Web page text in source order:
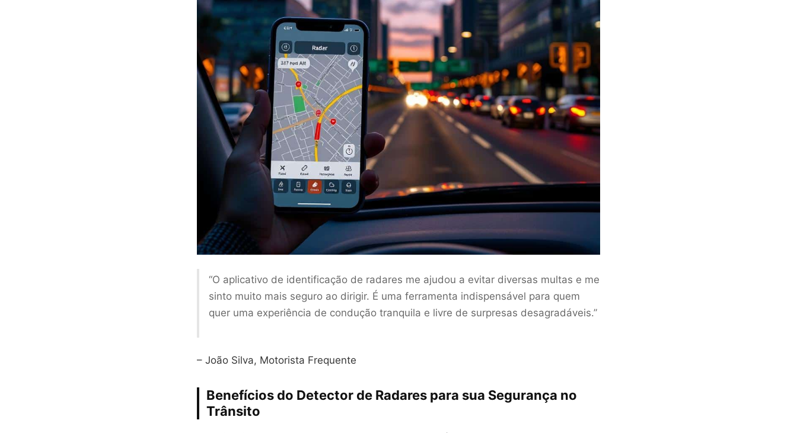
“O aplicativo de identificação de radares me ajudou a evitar diversas multas e me
sinto muito mais seguro ao dirigir. É uma ferramenta indispensável para quem
quer uma experiência de condução tranquila e livre de surpresas desagradáveis.”
– João Silva, Motorista Frequente
Benefícios do Detector de Radares para sua Segurança no
Trânsito